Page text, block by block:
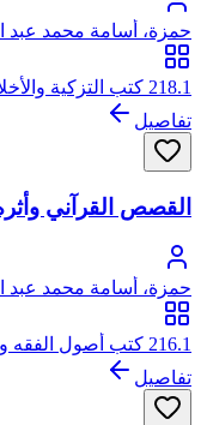
حمزة، أسامة محمد عبد
218.1 كتب التزكية والأخلاق والآداب
تفاصيل
القصص القرآني
حمزة، أسامة محمد عبد
216.1 كتب أصول الفقه وقواعده
تفاصيل